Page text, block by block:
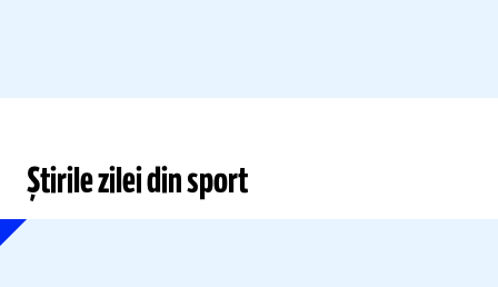
Știrile zilei din sport